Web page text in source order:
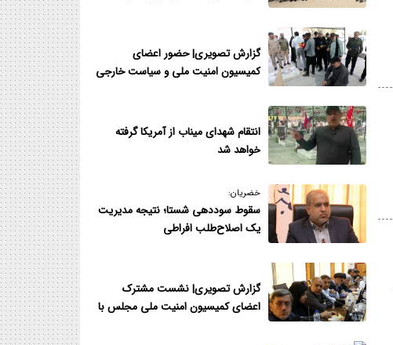
گزارش تصویری| حضور اعضای
کمیسیون امنیت ملی و سیاست خارجی
انتقام شهدای میناب از آمریکا گرفته
خواهد شد
خضریان:
سقوط سوددهی شستا؛ نتیجه مدیر‌یت
یک اصلاح‌طلب افراطی
گزارش تصویری| نشست مشترک
اعضای کمیسیون امنیت ملی مجلس با